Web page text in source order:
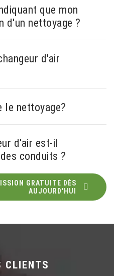
que mon
d'un nettoyage ?
d'air
le nettoyage?
d'air est-il
conduits ?
GRATUITE DÈS
AUJOURD'HUI
CLIENTS